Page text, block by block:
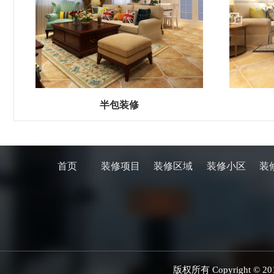
半包装修
首页 装修项目 装修区域 装修小区 装
版权所有 Copyright ©️